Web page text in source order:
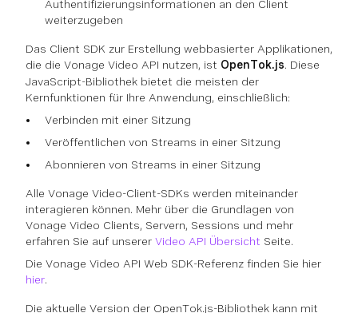
Authentifizierungsinformationen an den Client
weiterzugeben
Das Client SDK zur Erstellung webbasierter Applikationen,
die die Vonage Video API nutzen, ist OpenTok.js. Diese
JavaScript-Bibliothek bietet die meisten der
Kernfunktionen für Ihre Anwendung, einschließlich:
Verbinden mit einer Sitzung
Veröffentlichen von Streams in einer Sitzung
Abonnieren von Streams in einer Sitzung
Alle Vonage Video-Client-SDKs werden miteinander
interagieren können. Mehr über die Grundlagen von
Vonage Video Clients, Servern, Sessions und mehr
erfahren Sie auf unserer Video API Übersicht Seite.
Die Vonage Video API Web SDK-Referenz finden Sie hier
hier.
Die aktuelle Version der OpenTok.js-Bibliothek kann mit